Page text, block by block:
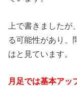
上で書きました
る可能性があり、
はと見ています。
月足では基本アッ